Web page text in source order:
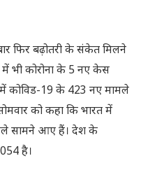
फिर बढ़ोतरी के संकेत मिलने
भी कोरोना के 5 नए केस
कोविड-19 के 423 नए मामले
को कहा कि भारत में
सामने आए हैं। देश के
है।